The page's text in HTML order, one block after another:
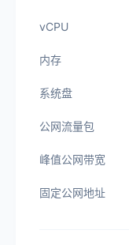
vCPU
内存
系统盘
公网流量包
峰值公网带宽
固定公网地址